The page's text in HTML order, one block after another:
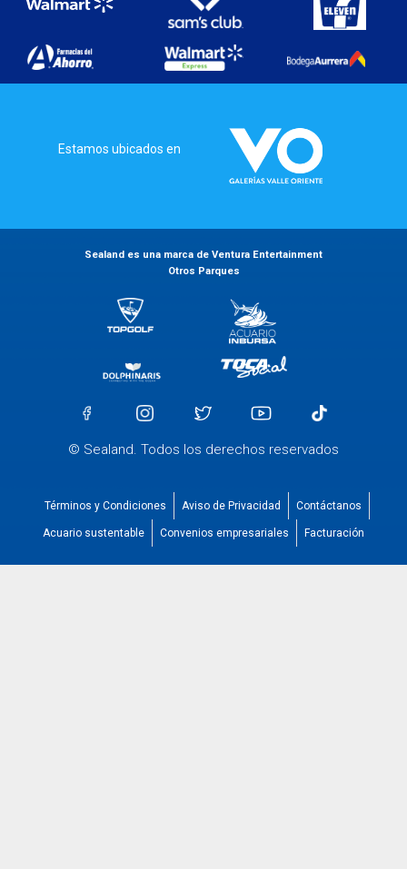
Estamos ubicados en
Sealand es una marca de Ventura Entertainment
Otros Parques
© Sealand. Todos los derechos reservados
Términos y Condiciones Aviso de Privacidad Contáctanos
Acuario sustentable Convenios empresariales Facturación